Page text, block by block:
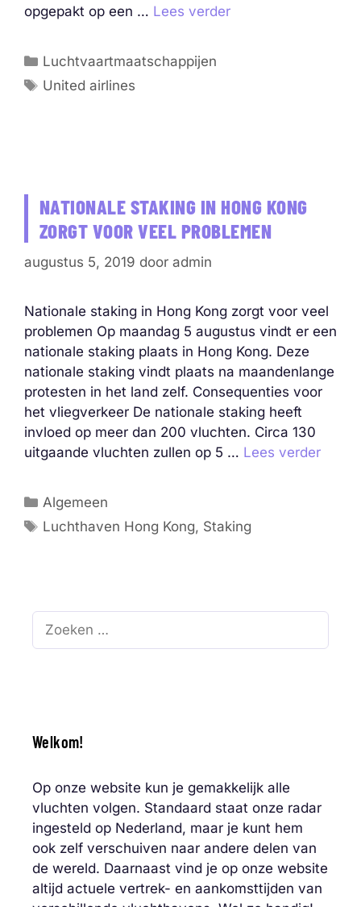
opgepakt op een … Lees verder
Categorieën
Luchtvaartmaatschappijen
Tags
United airlines
NATIONALE STAKING IN HONG KONG
ZORGT VOOR VEEL PROBLEMEN
augustus 5, 2019 door admin
Nationale staking in Hong Kong zorgt voor veel
problemen Op maandag 5 augustus vindt er een
nationale staking plaats in Hong Kong. Deze
nationale staking vindt plaats na maandenlange
protesten in het land zelf. Consequenties voor
het vliegverkeer De nationale staking heeft
invloed op meer dan 200 vluchten. Circa 130
uitgaande vluchten zullen op 5 … Lees verder
Categorieën
Algemeen
Tags
Luchthaven Hong Kong, Staking
naar:
Welkom!
Op onze website kun je gemakkelijk alle
vluchten volgen. Standaard staat onze radar
ingesteld op Nederland, maar je kunt hem
ook zelf verschuiven naar andere delen van
de wereld. Daarnaast vind je op onze website
altijd actuele vertrek- en aankomsttijden van